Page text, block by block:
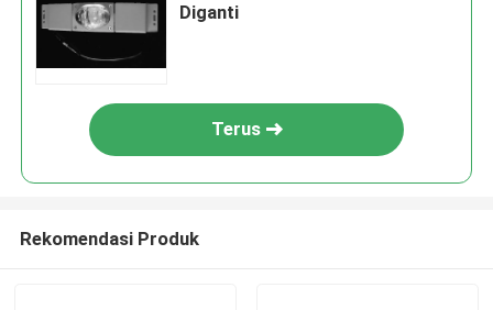
Diganti
Terus
Rekomendasi Produk